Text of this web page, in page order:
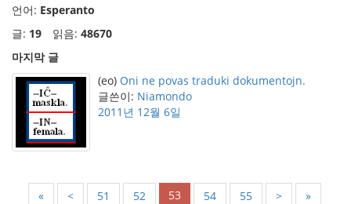
언어: Esperanto
글: 19 읽음: 48670
마지막 글
(eo) Oni ne povas traduki dokumentojn.
글쓴이: Niamondo
2011년 12월 6일
« < 51 52 53 54 55 > »